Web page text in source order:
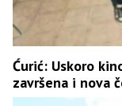
Ćurić: Uskoro
završena i nova